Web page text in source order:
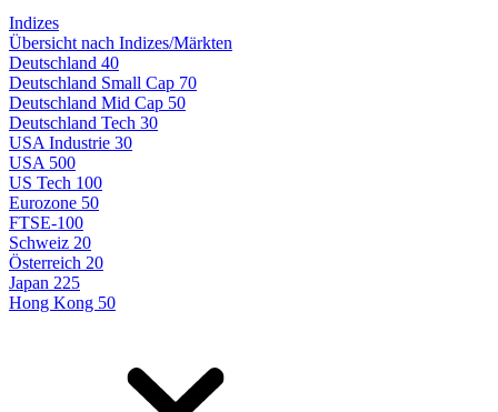
Indizes
Übersicht nach Indizes/Märkten
Deutschland 40
Deutschland Small Cap 70
Deutschland Mid Cap 50
Deutschland Tech 30
USA Industrie 30
USA 500
US Tech 100
Eurozone 50
FTSE-100
Schweiz 20
Österreich 20
Japan 225
Hong Kong 50